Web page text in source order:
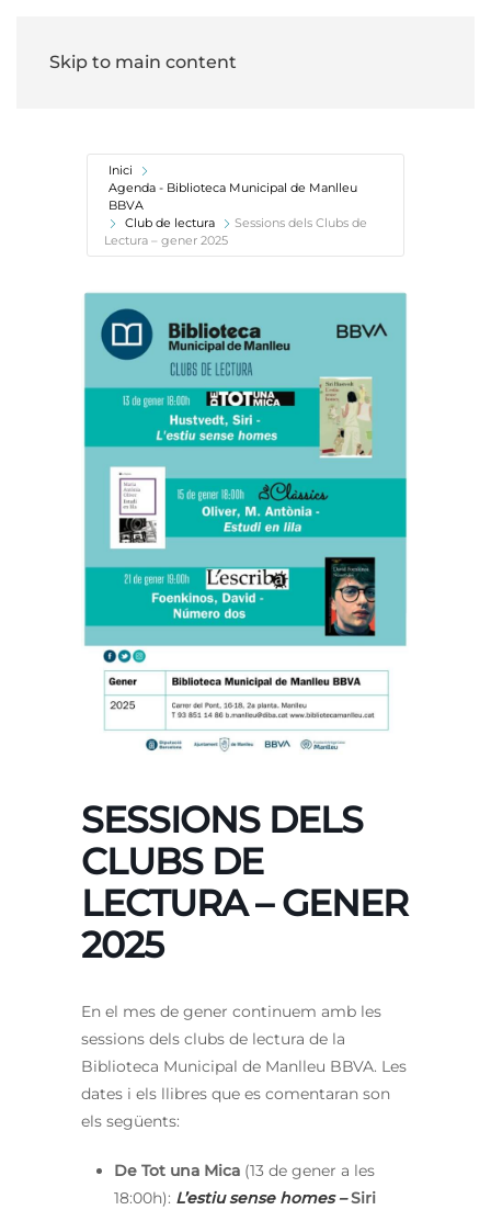
Skip to main content
Inici
Agenda - Biblioteca Municipal de Manlleu
BBVA
Club de lectura
Sessions dels Clubs de
Lectura – gener 2025
SESSIONS DELS
CLUBS DE
LECTURA – GENER
2025
En el mes de gener continuem amb les
sessions dels clubs de lectura de la
Biblioteca Municipal de Manlleu BBVA. Les
dates i els llibres que es comentaran son
els següents:
De Tot una Mica (13 de gener a les
18:00h): L’estiu sense homes –Siri